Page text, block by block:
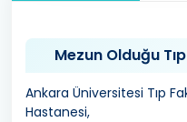
Mezun Olduğu
Ankara Üniversitesi Tıp
Hastanesi,